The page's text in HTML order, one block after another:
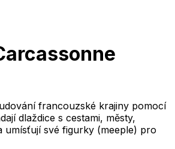
francouzské krajiny pomocí
dlaždice s cestami, městy,
umísťují své figurky (meeple) pro